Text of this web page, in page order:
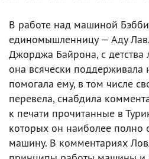
В работе над машиной
единомышленницу — Аду
Джорджа Байрона, с детства
она всячески
помогала ему, в том числе
перевела, снабдила
к печати прочитанные в
которых он наиболее полно
машину. В комментариях